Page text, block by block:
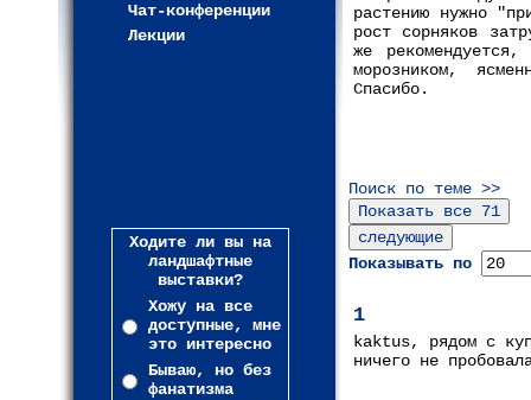
Чат-конференции
Лекции
Ходите ли вы на
ландшафтные
выставки?
Хожу на все
доступные, мне
это интересно
Бываю, но без
фанатизма
растению нужно
рост сорняков
же
морозником,
Спасибо.
Поиск по теме >>
Показывать по
1
kaktus, рядом с
ничего не